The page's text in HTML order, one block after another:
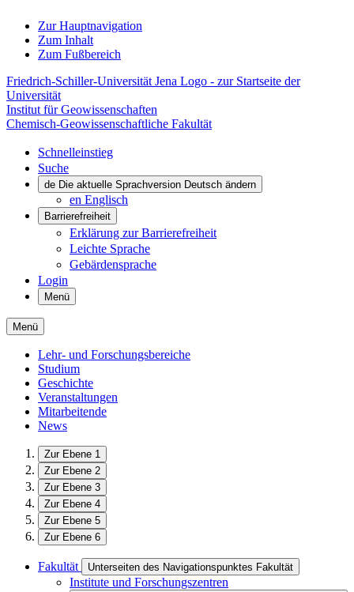
Zur Hauptnavigation
Zum Inhalt
Zum Fußbereich
Friedrich-Schiller-Universität Jena Logo - zur Startseite der
Universität
Institut für Geowissenschaften
Chemisch-Geowissenschaftliche Fakultät
Schnelleinstieg
Suche
de Die aktuelle Sprachversion Deutsch ändern
en Englisch
Barrierefreiheit
Erklärung zur Barrierefreiheit
Leichte Sprache
Gebärdensprache
Login
Menü
Menü
Lehr- und Forschungsbereiche
Studium
Geschichte
Veranstaltungen
Mitarbeitende
News
Zur Ebene 1
Zur Ebene 2
Zur Ebene 3
Zur Ebene 4
Zur Ebene 5
Zur Ebene 6
Fakultät Unterseiten des Navigationspunktes Fakultät
Institute und Forschungszentren